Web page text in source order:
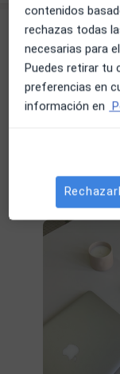
Novedades
Mar Ferraro
¿Por qué
convertido
Entre sus
casa, sin
ofrece
encajarla en
También
seguridad,
más
Leer más
05/05/2026
contenidos
rechazas todas
necesarias para
Puedes retirar tu
preferencias en
información en